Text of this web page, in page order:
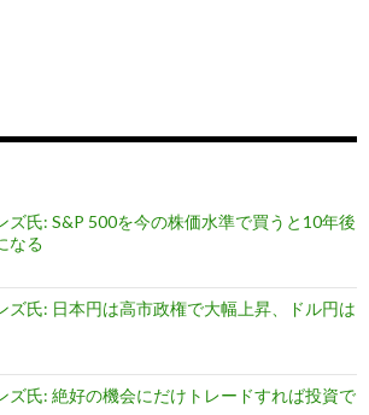
ズ氏: S&P 500を今の株価水準で買うと10年後
なる
ズ氏: 日本円は高市政権で大幅上昇、ドル円は
ズ氏: 絶好の機会にだけトレードすれば投資で